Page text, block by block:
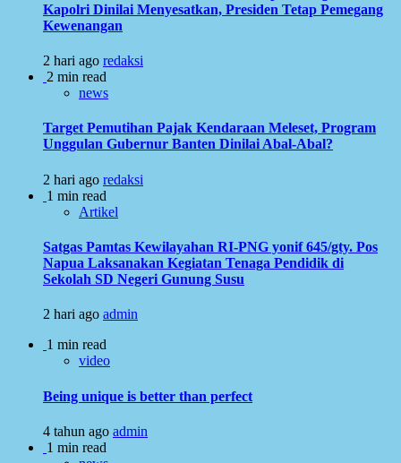
Kapolri Dinilai Menyesatkan, Presiden Tetap Pemegang
Kewenangan
2 hari ago redaksi
2 min read
news
Target Pemutihan Pajak Kendaraan Meleset, Program
Unggulan Gubernur Banten Dinilai Abal-Abal?
2 hari ago redaksi
1 min read
Artikel
Satgas Pamtas Kewilayahan RI-PNG yonif 645/gty. Pos
Napua Laksanakan Kegiatan Tenaga Pendidik di
Sekolah SD Negeri Gunung Susu
2 hari ago admin
1 min read
video
Being unique is better than perfect
4 tahun ago admin
1 min read